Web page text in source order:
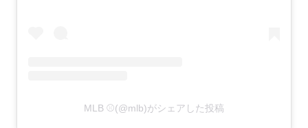
MLB ⚾(@mlb)がシェアした投稿